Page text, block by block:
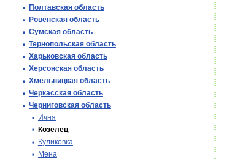
Полтавская область
Ровенская область
Сумская область
Тернопольская область
Харьковская область
Херсонская область
Хмельницкая область
Черкасская область
Черниговская область
Ичня
Козелец
Куликовка
Мена